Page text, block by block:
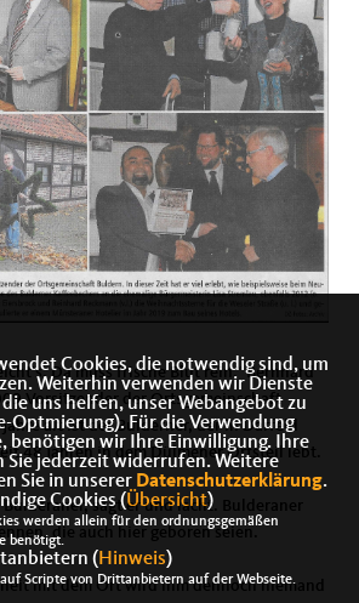
Da muss frische Blut rein.“ Bernhard
Vorsitzender der Ortsgemeinschaft
alt ist der Bulderner, der in Darfeld
48 Jahren in dem Dülmener Ortsteil lebt.
sagt er und lacht. Bulderaner
die auch hier geboren seien.
mit dem Ort wird ihm dennoch niemand
Cookies, die notwendig sind, um
Weiterhin verwenden wir Dienste
uns helfen, unser Webangebot zu
Optmierung). Für die Verwendung
benötigen wir Ihre Einwilligung. Ihre
Sie jederzeit widerrufen. Weitere
Sie in unserer Datenschutzerklärung.
Cookies (Übersicht)
werden allein für den ordnungsgemäßen
benötigt.
(Hinweis)
Scripte von Drittanbietern auf der Webseite.